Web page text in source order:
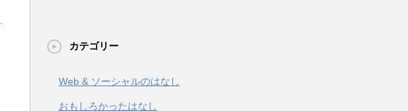
カテゴリー
Web & ソーシャルのはなし
おもしろかったはなし